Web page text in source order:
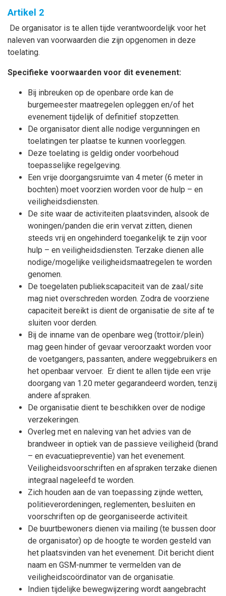
Artikel 2
De organisator is te allen tijde verantwoordelijk voor het
naleven van voorwaarden die zijn opgenomen in deze
toelating.
Specifieke voorwaarden voor dit evenement:
Bij inbreuken op de openbare orde kan de
burgemeester maatregelen opleggen en/of het
evenement tijdelijk of definitief stopzetten.
De organisator dient alle nodige vergunningen en
toelatingen ter plaatse te kunnen voorleggen.
Deze toelating is geldig onder voorbehoud
toepasselijke regelgeving.
Een vrije doorgangsruimte van 4 meter (6 meter in
bochten) moet voorzien worden voor de hulp – en
veiligheidsdiensten.
De site waar de activiteiten plaatsvinden, alsook de
woningen/panden die erin vervat zitten, dienen
steeds vrij en ongehinderd toegankelijk te zijn voor
hulp – en veiligheidsdiensten. Terzake dienen alle
nodige/mogelijke veiligheidsmaatregelen te worden
genomen.
De toegelaten publiekscapaciteit van de zaal/site
mag niet overschreden worden. Zodra de voorziene
capaciteit bereikt is dient de organisatie de site af te
sluiten voor derden.
Bij de inname van de openbare weg (trottoir/plein)
mag geen hinder of gevaar veroorzaakt worden voor
de voetgangers, passanten, andere weggebruikers en
het openbaar vervoer. Er dient te allen tijde een vrije
doorgang van 1.20 meter gegarandeerd worden, tenzij
andere afspraken.
De organisatie dient te beschikken over de nodige
verzekeringen.
Overleg met en naleving van het advies van de
brandweer in optiek van de passieve veiligheid (brand
– en evacuatiepreventie) van het evenement.
Veiligheidsvoorschriften en afspraken terzake dienen
integraal nageleefd te worden.
Zich houden aan de van toepassing zijnde wetten,
politieverordeningen, reglementen, besluiten en
voorschriften op de georganiseerde activiteit.
De buurtbewoners dienen via mailing (te bussen door
de organisator) op de hoogte te worden gesteld van
het plaatsvinden van het evenement. Dit bericht dient
naam en GSM-nummer te vermelden van de
veiligheidscoördinator van de organisatie.
Indien tijdelijke bewegwijzering wordt aangebracht